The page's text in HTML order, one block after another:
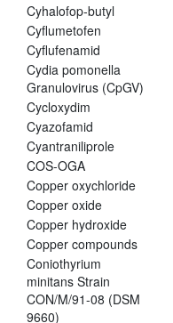
Cyhalofop-butyl
Cyflumetofen
Cyflufenamid
Cydia pomonella
Granulovirus (CpGV)
Cycloxydim
Cyazofamid
Cyantraniliprole
COS-OGA
Copper oxychloride
Copper oxide
Copper hydroxide
Copper compounds
Coniothyrium
minitans Strain
CON/M/91-08 (DSM
9660)